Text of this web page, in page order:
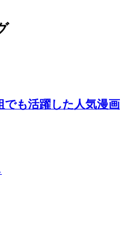
でも活躍した人気漫画